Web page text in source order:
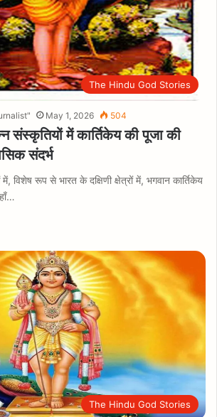
The Hindu God Stories
May 1, 2026 504
संस्कृतियों में कार्तिकेय की पूजा की
संदर्भ
विशेष रूप से भारत के दक्षिणी क्षेत्रों में, भगवान कार्तिकेय
The Hindu God Stories